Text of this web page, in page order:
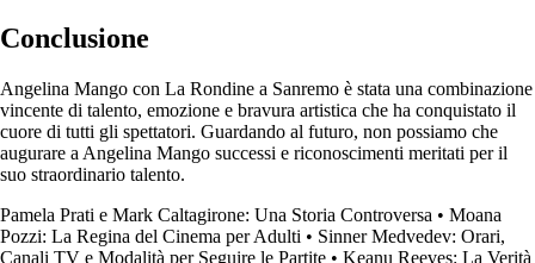
Conclusione
Angelina Mango con La Rondine a Sanremo è stata una combinazione
vincente di talento, emozione e bravura artistica che ha conquistato il
cuore di tutti gli spettatori. Guardando al futuro, non possiamo che
augurare a Angelina Mango successi e riconoscimenti meritati per il
suo straordinario talento.
Pamela Prati e Mark Caltagirone: Una Storia Controversa • Moana
Pozzi: La Regina del Cinema per Adulti • Sinner Medvedev: Orari,
Canali TV e Modalità per Seguire le Partite • Keanu Reeves: La Verità